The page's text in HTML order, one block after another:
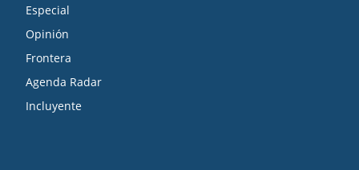
Especial
Opinión
Frontera
Agenda Radar
Incluyente